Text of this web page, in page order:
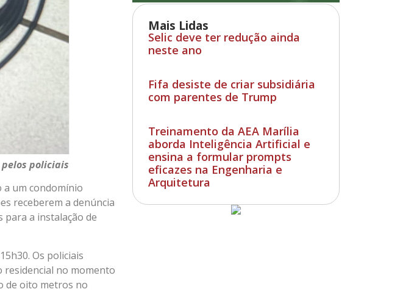
Mais Lidas
Selic deve ter redução ainda
neste ano
Fifa desiste de criar subsidiária
com parentes de Trump
Treinamento da AEA Marília
aborda Inteligência Artificial e
ensina a formular prompts
eficazes na Engenharia e
Arquitetura
policiais
a um condomínio
receberem a denúncia
a instalação de
Os policiais
residencial no momento
de oito metros no